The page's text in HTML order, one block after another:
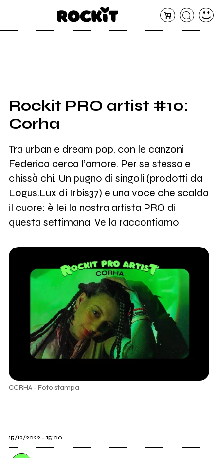
SHOP
RADIO
Rockit PRO artist #10:
Corha
Tra urban e dream pop, con le canzoni
Federica cerca l’amore. Per se stessa e
chissà chi. Un pugno di singoli (prodotti da
Logus.Lux di Irbis37) e una voce che scalda
il cuore: è lei la nostra artista PRO di
questa settimana. Ve la raccontiamo
CORHA - Foto stampa
15/12/2022 - 15:00